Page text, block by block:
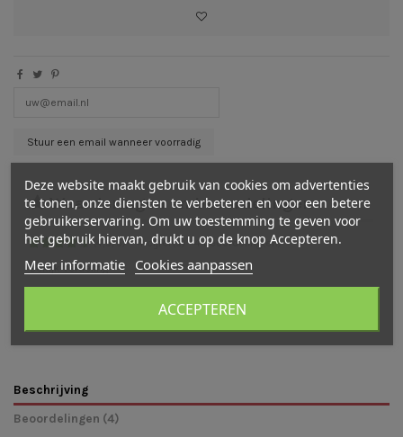
Waarderingen en beoordelingen
( 4,5/5 )-4cijfer(s) - 4beoordeling(en)
Bekijk verdeling
Schrijf een beoordeling
Beschrijving
Beoordelingen (4)
Deze website maakt gebruik van cookies om advertenties
te tonen, onze diensten te verbeteren en voor een betere
gebruikerservaring. Om uw toestemming te geven voor
het gebruik hiervan, drukt u op de knop Accepteren.
Meer informatie Cookies aanpassen
ACCEPTEREN